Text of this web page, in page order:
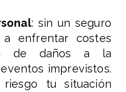
: sin un seguro
enfrentar costes
de daños a la
imprevistos.
tu situación